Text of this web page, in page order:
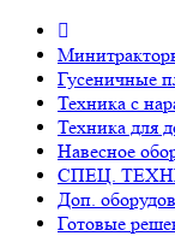
Гусеничные
Техника с
Техника для
Навесное
СПЕЦ.
Доп.
Готовые